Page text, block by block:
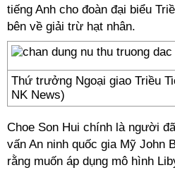
tiếng Anh cho đoàn đại biểu
bên về giải trừ hạt nhân.
Thứ trưởng Ngoại giao Triều
NK News)
Choe Son Hui chính là người
vấn An ninh quốc gia Mỹ John
rằng muốn áp dụng mô hình